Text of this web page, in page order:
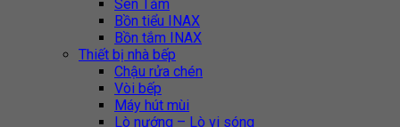
Sen Tắm
Bồn tiểu INAX
Bồn tắm INAX
Thiết bị nhà bếp
Chậu rửa chén
Vòi bếp
Máy hút mùi
Lò nướng – Lò vi sóng